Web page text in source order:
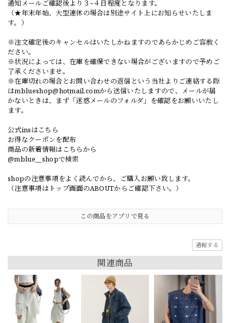
通知メールご確認後より３~４日程度となります。
（★年末年始、大型連休の場合は別途サイト上にお知らせいたしま
す。）
※注文確定後のキャンセルはいたしかねますのであらかじめご容赦く
ださい。
※状況によっては、在庫を確保できない場合がございますので予めご
了承くださいませ。
※在庫切れの場合とお問い合わせの返信という当社よりご連絡する際
はmblueshop@hotmail.comから送信いたしますので、メールが届
かないときは、まず「迷惑メールのフォルダ」を確認をお願いいたし
ます。
公式insはこちら
お得なクーポンを配布
商品の新着情報はこちらから
@mblue__shopで検索
shopの注意事項をよく読んでから、ご購入お願い致します。
（注意事項はトップ画面のABOUTからご確認下さい。）
この商品をアプリで見る
通報する
関連商品